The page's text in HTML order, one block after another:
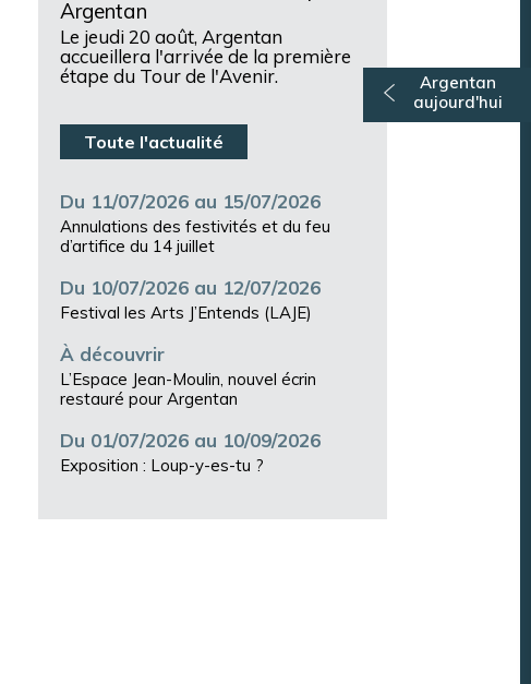
Argentan
aujourd'hui
Argentan
Le jeudi 20 août, Argentan
accueillera l'arrivée de la première
étape du Tour de l'Avenir.
Toute l'actualité
Du 11/07/2026 au 15/07/2026
Annulations des festivités et du feu
d’artifice du 14 juillet
Du 10/07/2026 au 12/07/2026
Festival les Arts J’Entends (LAJE)
À découvrir
L’Espace Jean-Moulin, nouvel écrin
restauré pour Argentan
Du 01/07/2026 au 10/09/2026
Exposition : Loup-y-es-tu ?